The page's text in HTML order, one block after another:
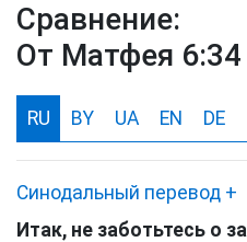
Сравнение:
От Матфея 6:34
RU BY UA EN DE
Синодальный перевод +
Итак, не заботьтесь о